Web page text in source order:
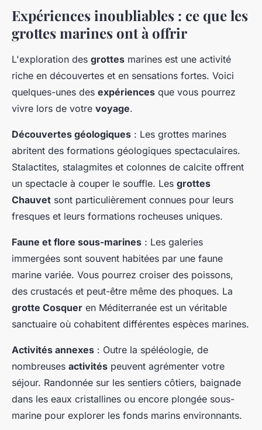
Expériences inoubliables : ce que les
grottes marines ont à offrir
L'exploration des grottes marines est une activité
riche en découvertes et en sensations fortes. Voici
quelques-unes des expériences que vous pourrez
vivre lors de votre voyage.
Découvertes géologiques : Les grottes marines
abritent des formations géologiques spectaculaires.
Stalactites, stalagmites et colonnes de calcite offrent
un spectacle à couper le souffle. Les grottes
Chauvet sont particulièrement connues pour leurs
fresques et leurs formations rocheuses uniques.
Faune et flore sous-marines : Les galeries
immergées sont souvent habitées par une faune
marine variée. Vous pourrez croiser des poissons,
des crustacés et peut-être même des phoques. La
grotte Cosquer en Méditerranée est un véritable
sanctuaire où cohabitent différentes espèces marines.
Activités annexes : Outre la spéléologie, de
nombreuses activités peuvent agrémenter votre
séjour. Randonnée sur les sentiers côtiers, baignade
dans les eaux cristallines ou encore plongée sous-
marine pour explorer les fonds marins environnants.